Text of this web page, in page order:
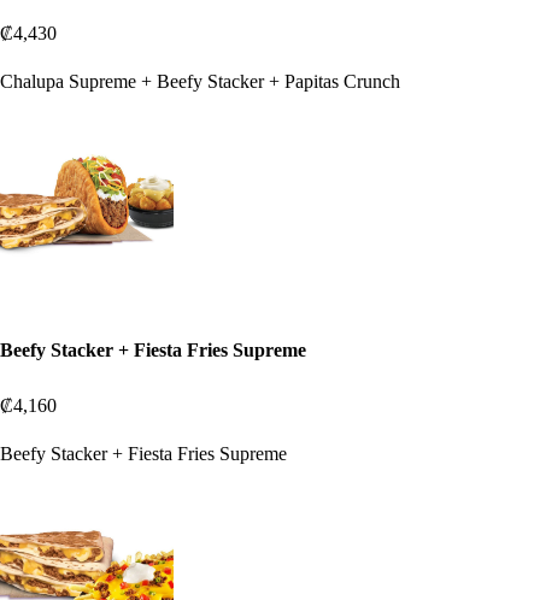
₡4,430
Chalupa Supreme + Beefy Stacker + Papitas Crunch
Beefy Stacker + Fiesta Fries Supreme
₡4,160
Beefy Stacker + Fiesta Fries Supreme